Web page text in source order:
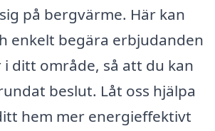
på bergvärme. Här kan
enkelt begära erbjudanden
ditt område, så att du kan
beslut. Låt oss hjälpa
hem mer energieffektivt